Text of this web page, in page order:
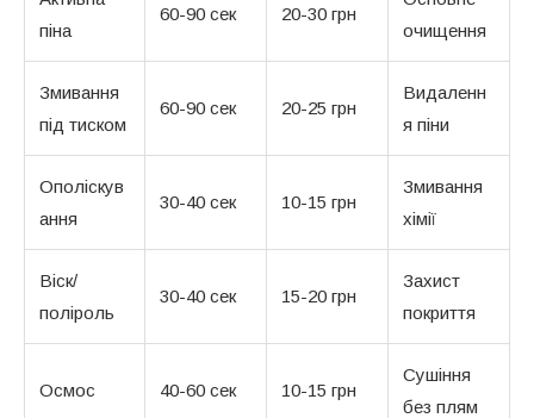
піна
60-90 сек 20-30 грн
очищення
Змивання
під тиском
60-90 сек 20-25 грн
Видаленн
я піни
Ополіскув
ання
30-40 сек 10-15 грн
Змивання
хімії
Віск/
поліроль
30-40 сек 15-20 грн
Захист
покриття
Осмос 40-60 сек 10-15 грн
Сушіння
без плям